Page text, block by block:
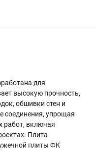
для
высокую прочность,
обшивки стен и
соединения, упрощая
работ, включая
Плита
плиты ФК